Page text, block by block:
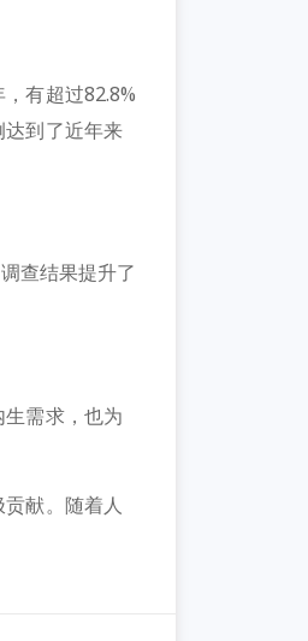
有超过82.8%
到了近年来
查结果提升了
需求，也为
献。随着人